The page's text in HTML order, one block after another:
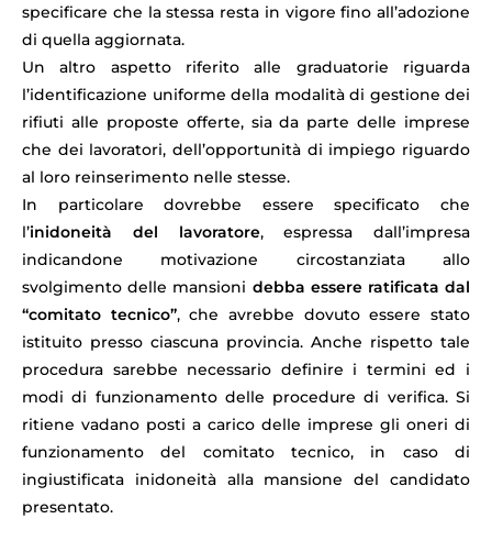
specificare che la stessa resta in vigore fino all’adozione
di quella aggiornata.
Un altro aspetto riferito alle graduatorie riguarda
l’identificazione uniforme della modalità di gestione dei
rifiuti alle proposte offerte, sia da parte delle imprese
che dei lavoratori, dell’opportunità di impiego riguardo
al loro reinserimento nelle stesse.
In particolare dovrebbe essere specificato che
l’inidoneità del lavoratore, espressa dall’impresa
indicandone motivazione circostanziata allo
svolgimento delle mansioni debba essere ratificata dal
“comitato tecnico”, che avrebbe dovuto essere stato
istituito presso ciascuna provincia. Anche rispetto tale
procedura sarebbe necessario definire i termini ed i
modi di funzionamento delle procedure di verifica. Si
ritiene vadano posti a carico delle imprese gli oneri di
funzionamento del comitato tecnico, in caso di
ingiustificata inidoneità alla mansione del candidato
presentato.